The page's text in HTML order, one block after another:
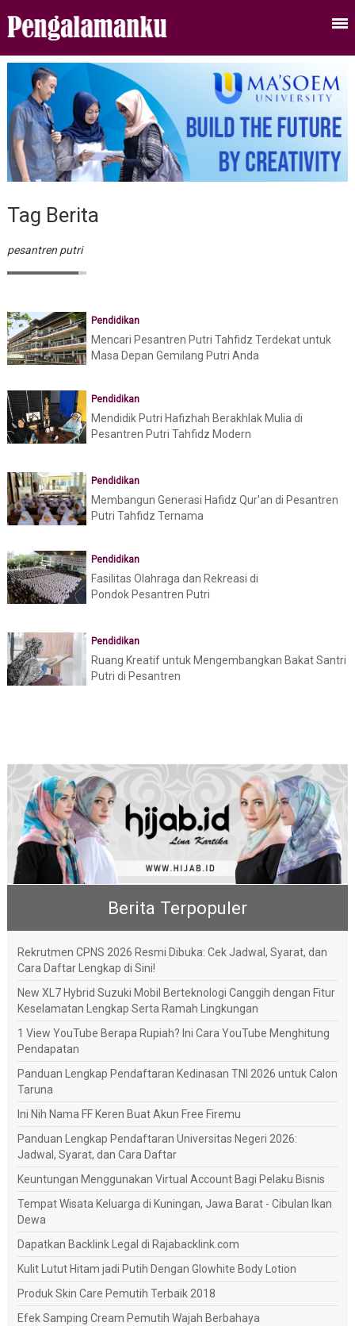
Tag Berita
pesantren putri
Pendidikan
Mencari Pesantren Putri Tahfidz Terdekat untuk
Masa Depan Gemilang Putri Anda
Pendidikan
Mendidik Putri Hafizhah Berakhlak Mulia di
Pesantren Putri Tahfidz Modern
Pendidikan
Membangun Generasi Hafidz Qur'an di Pesantren
Putri Tahfidz Ternama
Pendidikan
Fasilitas Olahraga dan Rekreasi di
Pondok Pesantren Putri
Pendidikan
Ruang Kreatif untuk Mengembangkan Bakat Santri
Putri di Pesantren
Berita Terpopuler
Rekrutmen CPNS 2026 Resmi Dibuka: Cek Jadwal, Syarat, dan
Cara Daftar Lengkap di Sini!
New XL7 Hybrid Suzuki Mobil Berteknologi Canggih dengan Fitur
Keselamatan Lengkap Serta Ramah Lingkungan
1 View YouTube Berapa Rupiah? Ini Cara YouTube Menghitung
Pendapatan
Panduan Lengkap Pendaftaran Kedinasan TNI 2026 untuk Calon
Taruna
Ini Nih Nama FF Keren Buat Akun Free Firemu
Panduan Lengkap Pendaftaran Universitas Negeri 2026:
Jadwal, Syarat, dan Cara Daftar
Keuntungan Menggunakan Virtual Account Bagi Pelaku Bisnis
Tempat Wisata Keluarga di Kuningan, Jawa Barat - Cibulan Ikan
Dewa
Dapatkan Backlink Legal di Rajabacklink.com
Kulit Lutut Hitam jadi Putih Dengan Glowhite Body Lotion
Produk Skin Care Pemutih Terbaik 2018
Efek Samping Cream Pemutih Wajah Berbahaya